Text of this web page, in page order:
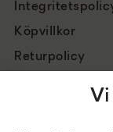
Vi
Köpvillkor
Returpolicy